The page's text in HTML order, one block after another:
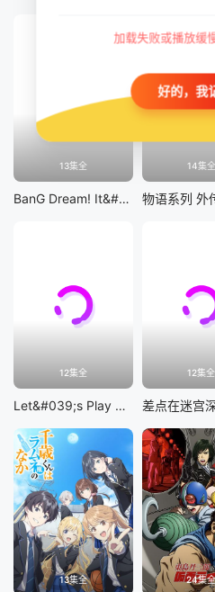
13集全
BanG Dream! It&#039;s MyGO!!!!!
14集全
12集全
Let&#039;s Play 充满挑战的人生
12集全
13集全 24集
加载失败或播放缓
好的，我